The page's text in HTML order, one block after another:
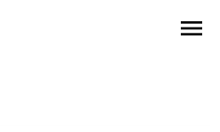
menu